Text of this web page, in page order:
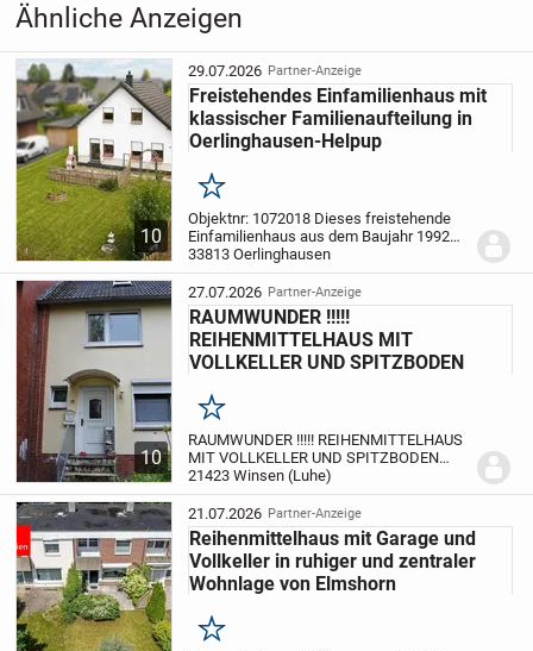
Ähnliche Anzeigen
10
29.07.2026 Partner-Anzeige
Freistehendes Einfamilienhaus mit
klassischer Familienaufteilung in
Oerlinghausen-Helpup
Merken
Objektnr: 1072018 Dieses freistehende
Einfamilienhaus aus dem Baujahr 1992
wurde in massiver Bauweise errichtet und
befindet sich auf einem großzügigen 609
m² großen Grundstück in Oerlinghausen-
Help...
33813 Oerlinghausen
10
27.07.2026 Partner-Anzeige
RAUMWUNDER !!!!!
REIHENMITTELHAUS MIT
VOLLKELLER UND SPITZBODEN
Merken
RAUMWUNDER !!!!! REIHENMITTELHAUS
MIT VOLLKELLER UND SPITZBODEN
Dieses exklusiv von immowerk42
angebotene Reihenmittelhaus in
Massivbauweise befindet sich in Winsen
in einer Sackgassenlage (Fußweg)...
21423 Winsen (Luhe)
21.07.2026 Partner-Anzeige
Reihenmittelhaus mit Garage und
Vollkeller in ruhiger und zentraler
Wohnlage von Elmshorn
Merken